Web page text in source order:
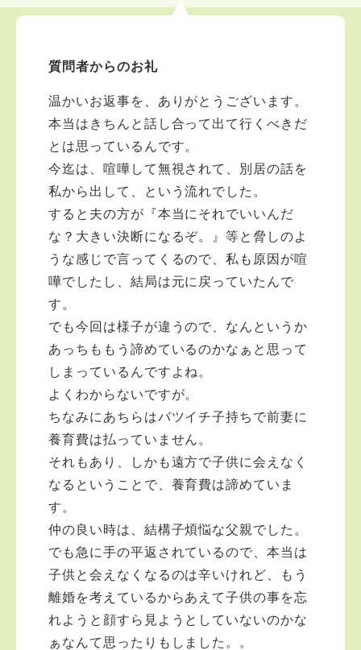
質問者からのお礼
温かいお返事を、ありがとうございます。
本当はきちんと話し合って出て行くべきだ
とは思っているんです。
今迄は、喧嘩して無視されて、別居の話を
私から出して、という流れでした。
すると夫の方が『本当にそれでいいんだ
な？大きい決断になるぞ。』等と脅しのよ
うな感じで言ってくるので、私も原因が喧
嘩でしたし、結局は元に戻っていたんで
す。
でも今回は様子が違うので、なんというか
あっちももう諦めているのかなぁと思って
しまっているんですよね。
よくわからないですが。
ちなみにあちらはバツイチ子持ちで前妻に
養育費は払っていません。
それもあり、しかも遠方で子供に会えなく
なるということで、養育費は諦めていま
す。
仲の良い時は、結構子煩悩な父親でした。
でも急に手の平返されているので、本当は
子供と会えなくなるのは辛いけれど、もう
離婚を考えているからあえて子供の事を忘
れようと顔すら見ようとしていないのかな
ぁなんて思ったりもしました。。